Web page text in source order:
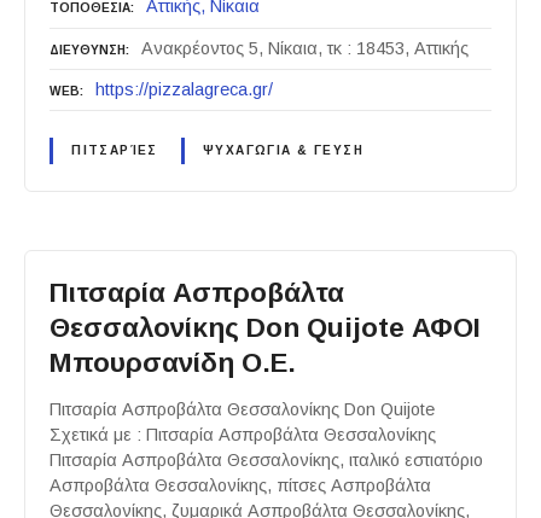
ΤΟΠΟΘΕΣΙΑ Αττικής Νίκαια
ΔΙΕΥΘΥΝΣΗ Ανακρέοντος 5, Νίκαια, τκ : 18453, Αττικής
WEB https://pizzalagreca.gr/
ΠΙΤΣΑΡΊΕΣ ΨΥΧΑΓΩΓΙΑ & ΓΕΥΣΗ
Πιτσαρία Ασπροβάλτα
Θεσσαλονίκης Don Quijote ΑΦΟΙ
Μπουρσανίδη Ο.Ε.
Πιτσαρία Ασπροβάλτα Θεσσαλονίκης Don Quijote
Σχετικά με : Πιτσαρία Ασπροβάλτα Θεσσαλονίκης
Πιτσαρία Ασπροβάλτα Θεσσαλονίκης, ιταλικό εστιατόριο
Ασπροβάλτα Θεσσαλονίκης, πίτσες Ασπροβάλτα
Θεσσαλονίκης, ζυμαρικά Ασπροβάλτα Θεσσαλονίκης,